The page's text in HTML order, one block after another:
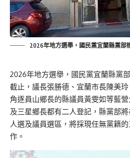
2026年地方選舉，國民黨宜蘭縣黨部
2026年地方選舉，國民黨宜蘭縣黨
截止，議長張勝德、宜蘭市長陳美
角逐員山鄉長的縣議員黃雯如等藍
及三星鄉長都有二人登記，縣黨部
人選及議員選區，將採現任無黨籍
作。